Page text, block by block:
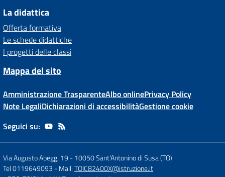
La didattica
Offerta formativa
Le schede didattiche
I progetti delle classi
Mappa del sito
Amministrazione TrasparenteAlbo onlinePrivacy Policy
Note LegaliDichiarazioni di accessibilitàGestione cookie
Seguici su:
Via Augusto Abegg, 19 -10050 Sant'Antonino di Susa (TO)
Tel 0119649093 - Mail:TOIC82400X@istruzione.it